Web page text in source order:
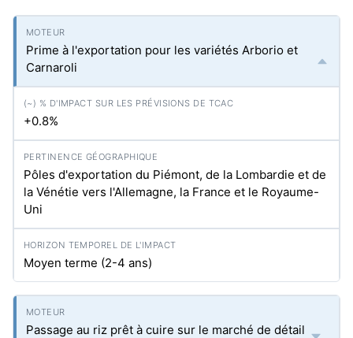
Prime à l'exportation pour les variétés Arborio et
Carnaroli
+0.8%
Pôles d'exportation du Piémont, de la Lombardie et de
la Vénétie vers l'Allemagne, la France et le Royaume-
Uni
Moyen terme (2-4 ans)
Passage au riz prêt à cuire sur le marché de détail